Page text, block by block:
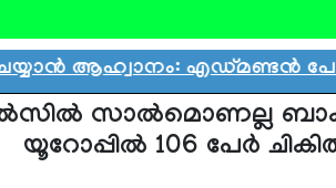
എഡ്മണ്ടൻ
സാല്‍മൊണല്ല
യൂറോപ്പില്‍ 106 പേര്‍